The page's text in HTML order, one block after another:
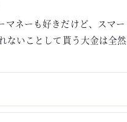
マネーも好きだけど、スマ
ないことして貰う大金は全